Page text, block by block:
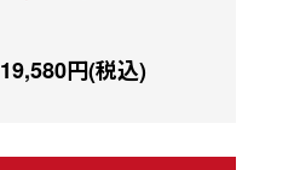
19,580円(税込)